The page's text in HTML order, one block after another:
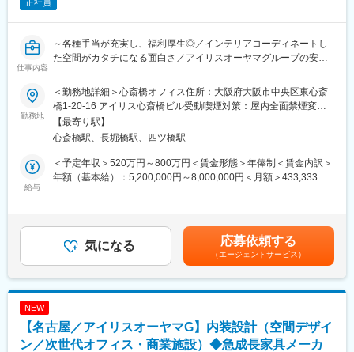
■アイリスチトセについて：
コロナ禍により働く環境・学ぶ環境が大きく変わり、働くニーズ
を中心に、学校や公共施設の空間デザインを行っております。ス
ピード感をもって新しいことにチャレンジする。そんな社風の会
社です。変化し成長し続けることにやりがいをもって取り組める
仲間を募集しています。
■当社グループについて：
アイリスオーヤマグループは家電、法人向けLED照明、日用雑貨
トは学校・官公庁（都道府県庁、市町村庁など含む）・福祉施設
（老人ホーム、公民館、病院など）が中心となります。
正社員
仕事内容
～各種手当が充実し、福利厚生◎／インテリアコーディネートし
た空間がカタチになる面白さ／アイリスオーヤマグループの安定
■業務概要：
オフィス・学校・福祉施設・公共施設向け家具の総合メーカーに
おいて、空間デザイン（内装工事含む）をご担当いただきます。
■業務詳細：
次世代のオフィスデザイン・設計・提案を行っていただきます。
・空間提案に際する提案資料の作成
・プラン確定後は、空間の実施設計
・お客様との打ち合わせ、ヒアリング（営業との同行）、デザイ
オフィス／教育施設／福祉施設等
勤務地
＜勤務地詳細＞心斎橋オフィス住所：大阪府大阪市中央区東心斎
橋1-20-16 アイリス心斎橋ビル受動喫煙対策：屋内全面禁煙変更
の範囲：会社の定める事業所
【最寄り駅】
心斎橋駅、長堀橋駅、四ツ橋駅
給与
＜予定年収＞520万円～800万円＜賃金形態＞年俸制＜賃金内訳＞
年額（基本給）：5,200,000円～8,000,000円＜月額＞433,333円
プを実施しています。賃金はあくまでも目安の金額であり、選考
を通じて上下する可能性があります。月給(月額)は固定手当を含め
た表記です。
気になる 応募依頼する
（エージェントサービス）
NEW
【名古屋／アイリスオーヤマG】内装設計（空間デザイ
ン／次世代オフィス・商業施設）◆急成長家具メーカ